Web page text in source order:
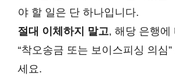
야 할 일은 단 하나입니다.
절대 이체하지 말고, 해당 은행에
“착오송금 또는 보이스피싱 의심
세요.